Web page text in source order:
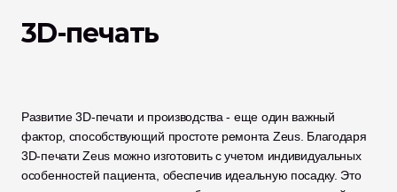
3D-печать
Развитие 3D-печати и производства - еще один важный
фактор, способствующий простоте ремонта Zeus. Благодаря
3D-печати Zeus можно изготовить с учетом индивидуальных
особенностей пациента, обеспечив идеальную посадку. Это